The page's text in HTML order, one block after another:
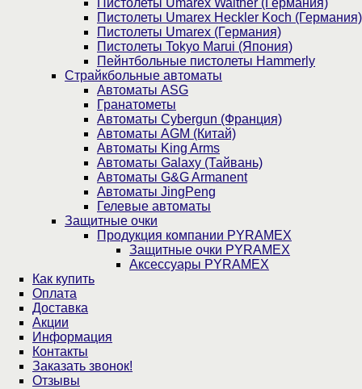
Пистолеты Umarex Walther (Германия)
Пистолеты Umarex Heckler Koch (Германия)
Пистолеты Umarex (Германия)
Пистолеты Tokyo Marui (Япония)
Пейнтбольные пистолеты Hammerly
Страйкбольные автоматы
Автоматы ASG
Гранатометы
Автоматы Cybergun (Франция)
Автоматы AGM (Китай)
Автоматы King Arms
Автоматы Galaxy (Тайвань)
Автоматы G&G Armanent
Автоматы JingPeng
Гелевые автоматы
Защитные очки
Продукция компании PYRAMEX
Защитные очки PYRAMEX
Аксессуары PYRAMEX
Как купить
Оплата
Доставка
Акции
Информация
Контакты
Заказать звонок!
Отзывы